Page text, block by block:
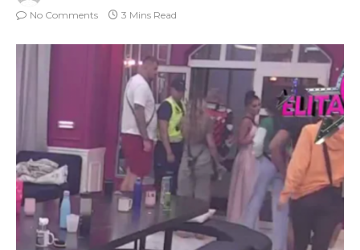
No Comments
3 Mins Read